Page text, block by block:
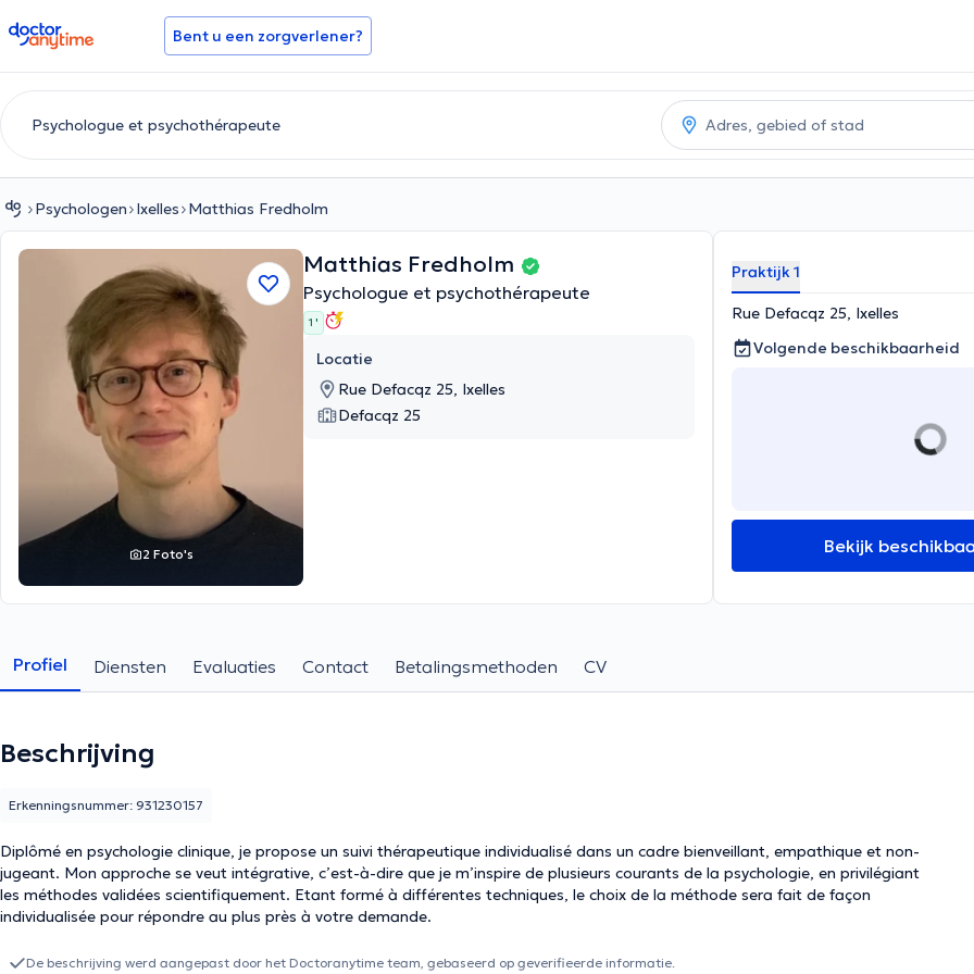
doctoranytime Bent u een zorgverlener?
Psychologen Ixelles Matthias Fredholm
2 Foto's
Matthias Fredholm
Psychologue et psychothérapeute
1 '
Locatie
Rue Defacqz 25, Ixelles
Defacqz 25
Praktijk 1
Rue Defacqz 25, Ixelles
Volgende beschikbaarheid
Bekijk
Profiel Diensten Evaluaties Contact Betalingsmethoden CV
Beschrijving
Diplômé en psychologie clinique, je propose un suivi thérapeutique individualisé dans un cadre bienveillant, empathique et non-
jugeant. Mon approche se veut intégrative, c’est-à-dire que je m’inspire de plusieurs courants de la psychologie, en privilégiant
les méthodes validées scientifiquement. Etant formé à différentes techniques, le choix de la méthode sera fait de façon
individualisée pour répondre au plus près à votre demande.
Erkenningsnummer: 931230157
De beschrijving werd aangepast door het Doctoranytime team, gebaseerd op geverifieerde informatie.